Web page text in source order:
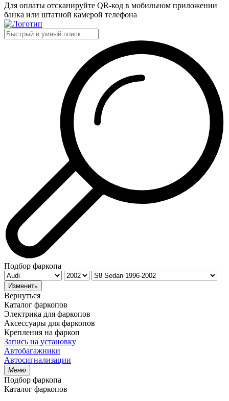
Для оплаты отсканируйте QR-код в мобильном приложении
банка или штатной камерой телефона
Подбор фаркопа
Изменить
Вернуться
Каталог фаркопов
Электрика для фаркопов
Аксессуары для фаркопов
Крепления на фаркоп
Запись на установку
Автобагажники
Автосигнализации
Меню
Подбор фаркопа
Каталог фаркопов